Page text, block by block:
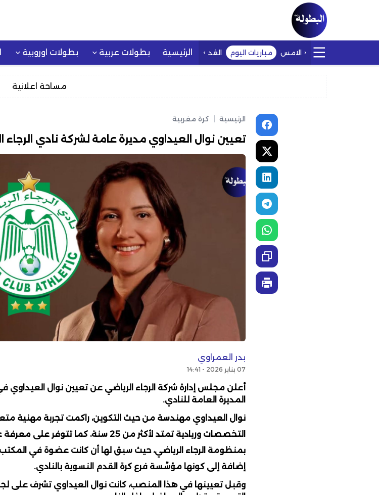
الامس مباريات اليوم الغد الرئيسية بطولات عربية بطولات اوروبية
مساحة اعلانية
الرئيسية كرة مغربية
تعيين نوال العيداوي مديرة عامة لشركة نادي الرجاء
بدر العمراوي
07 يناير 2026 - 14:41
أعلن مجلس إدارة شركة الرجاء الرياضي عن تعيين نوال
المديرة العامة للنادي.
نوال العيداوي مهندسة من حيث التكوين، راكمت تجربة مهنية
التخصصات وريادية تمتد لأكثر من 25 سنة، كما تتوفر
بمنظومة الرجاء الرياضي، حيث سبق لها أن كانت عضوة في المكتب
إضافة إلى كونها مؤسِّسة فرع كرة القدم النسوية بالنادي.
وقبل تعيينها في هذا المنصب، كانت نوال العيداوي تشرف على